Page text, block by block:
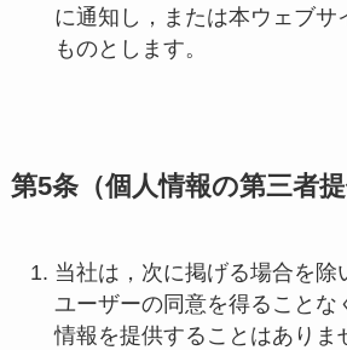
に通知し，または本ウェブサ
ものとします。
第5条（個人情報の第三者提
当社は，次に掲げる場合を除
ユーザーの同意を得ることな
情報を提供することはありま